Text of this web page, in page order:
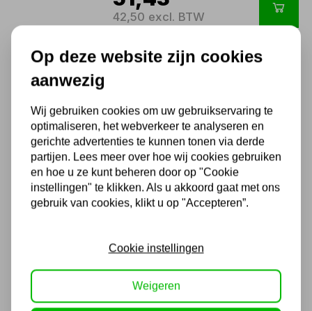
42,50 excl. BTW
Provinezand 10 zakken 250kg
175,45
145,00 excl. BTW
1 2 3 4 5
Straalcabines werking
Het proces van een straalcabine wordt
Op deze website zijn cookies
aanwezig
Wij gebruiken cookies om uw gebruikservaring te
optimaliseren, het webverkeer te analyseren en
gerichte advertenties te kunnen tonen via derde
partijen. Lees meer over hoe wij cookies gebruiken
en hoe u ze kunt beheren door op "Cookie
instellingen" te klikken. Als u akkoord gaat met ons
gebruik van cookies, klikt u op "Accepteren”.
Cookie instellingen
Weigeren